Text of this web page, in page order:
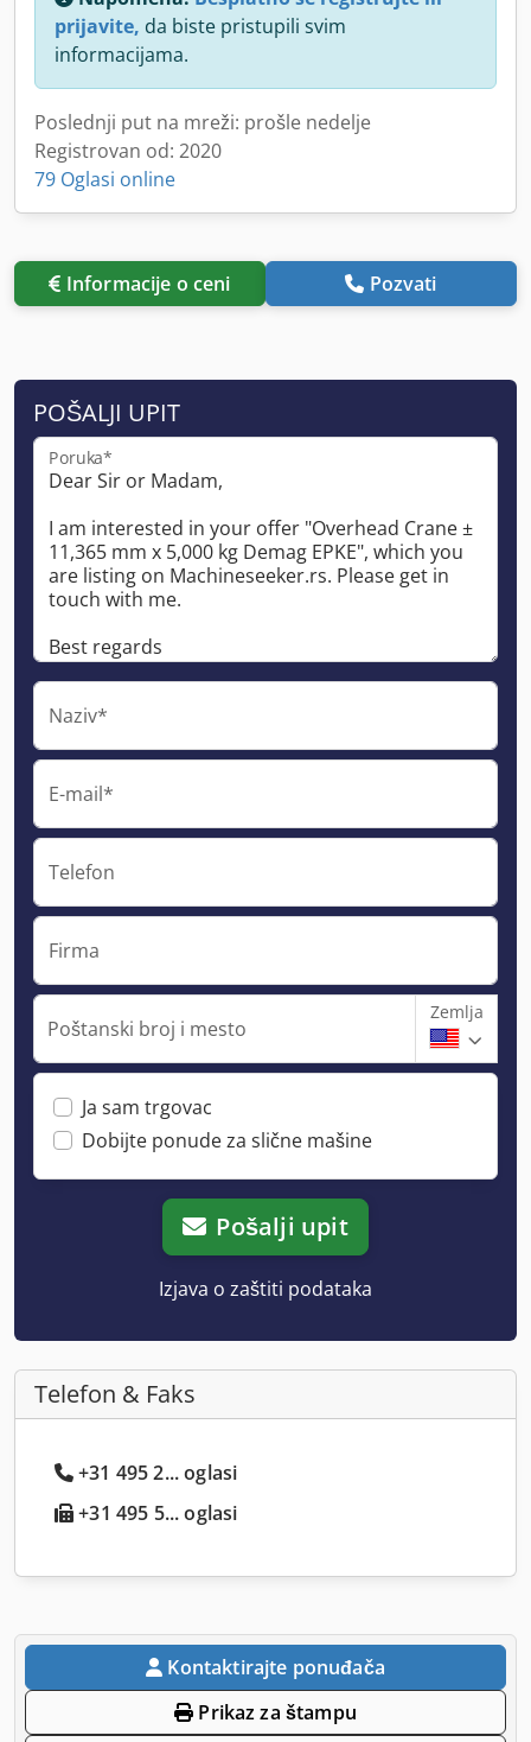
prijavite, da biste pristupili svim
informacijama.
Poslednji put na mreži: prošle nedelje
Registrovan od: 2020
79 Oglasi online
Informacije o ceni Pozvati
POŠALJI UPIT
Poruka*
Naziv*
E-mail*
Telefon
Firma
Poštanski broj i mesto
Zemlja
Ja sam trgovac
Dobijte ponude za slične mašine
Pošalji upit
Izjava o zaštiti podataka
Telefon & Faks
+31 495 2... oglasi
+31 495 5... oglasi
Kontaktirajte ponuđača
Prikaz za štampu